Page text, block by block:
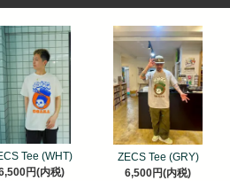
Tee (WHT)
円(内税)
ZECS Tee (GRY)
6,500円(内税)